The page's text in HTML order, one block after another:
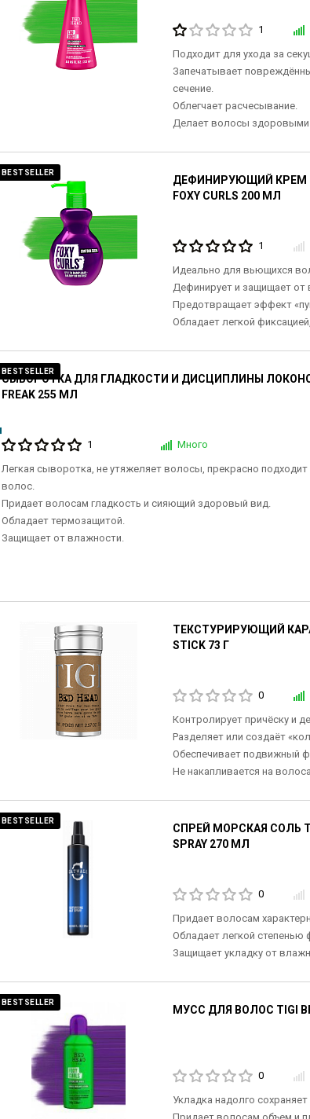
1
Подходит для ухода за
Запечатывает
сечение.
Облегчает расчесывание.
Делает волосы здоровыми
BESTSELLER
ДЕФИНИРУЮЩИЙ КРЕМ
FOXY CURLS 200 МЛ
1
Идеально для вьющихся
Дефинирует и защищает от
Предотвращает эффект
Обладает легкой
BESTSELLER
СЫВОРОТКА ДЛЯ ГЛАДКОСТИ И ДИСЦИПЛИНЫ ЛОКОНОВ
FREAK 255 МЛ
1 Много
Легкая сыворотка, не утяжеляет волосы, прекрасно
волос.
Придает волосам гладкость и сияющий здоровый вид.
Обладает термозащитой.
Защищает от влажности.
ТЕКСТУРИРУЮЩИЙ
STICK 73 Г
0
Контролирует причёску и
Разделяет или создаёт
Обеспечивает подвижный
Не накапливается на
BESTSELLER
СПРЕЙ МОРСКАЯ СОЛЬ
SPRAY 270 МЛ
0
Придает волосам
Обладает легкой степенью
Защищает укладку от
BESTSELLER
МУСС ДЛЯ ВОЛОС TIGI
0
Укладка надолго